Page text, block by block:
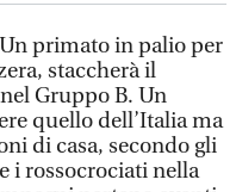
primato in palio per
staccherà il
Gruppo B. Un
quello dell’Italia ma
di casa, secondo gli
i rossocrociati nella